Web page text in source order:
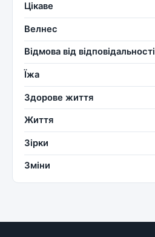
Цікаве
Велнес
Відмова від відповідальності
Їжа
Здорове життя
Життя
Зірки
Зміни